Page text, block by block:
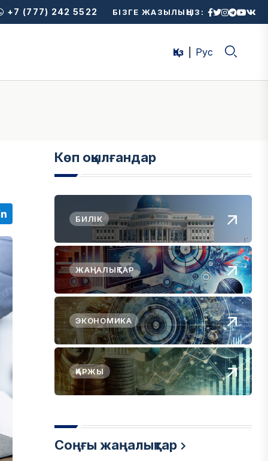
+7 (777) 242 5522 БІЗГЕ ЖАЗЫЛЫҢЫЗ:
Қаз Рус
Көп оқылғандар
БИЛІК
ЖАҢАЛЫҚТАР
ЭКОНОМИКА
ҚАРЖЫ
Соңғы жаңалықтар